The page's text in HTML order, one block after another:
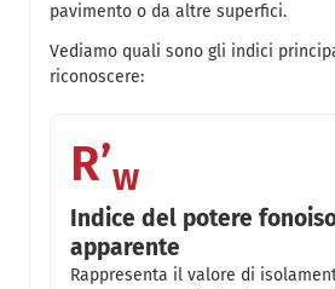
pavimento o da altre superfici.
Vediamo quali sono gli indici
riconoscere:
R’w
Indice del potere
apparente
Rappresenta il valore di